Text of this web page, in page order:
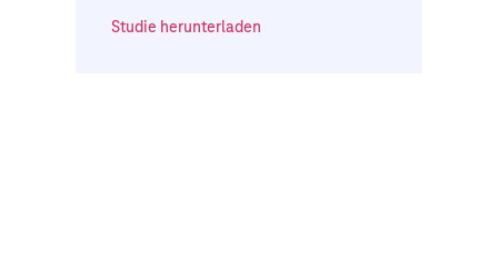
Studie herunterladen